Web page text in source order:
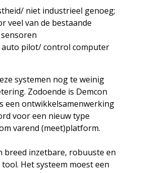
niet industrieel genoeg;
veel van de bestaande
pilot/ control computer
systemen nog te weinig
Zodoende is Demcon
een ontwikkelsamenwerking
voor een nieuw type
varend (meet)platform.
breed inzetbare, robuuste en
Het systeem moest een